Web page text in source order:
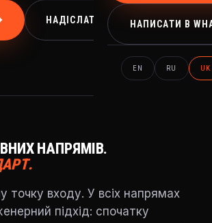
НАПИСАТИ В
EN RU UK
НАДІСЛАТИ ЗАЯВКУ
НАПРЯМІВ.
точку входу. У всіх напрямах
підхід: спочатку